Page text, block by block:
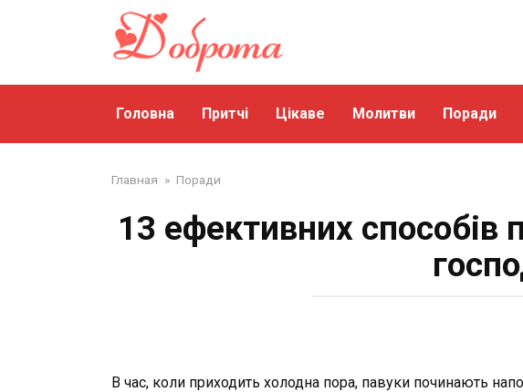
Головна Притчі Цікаве Молитви Поради
Главная » Поради
13 ефективних способів
В час, коли приходить холодна пора, павуки починають